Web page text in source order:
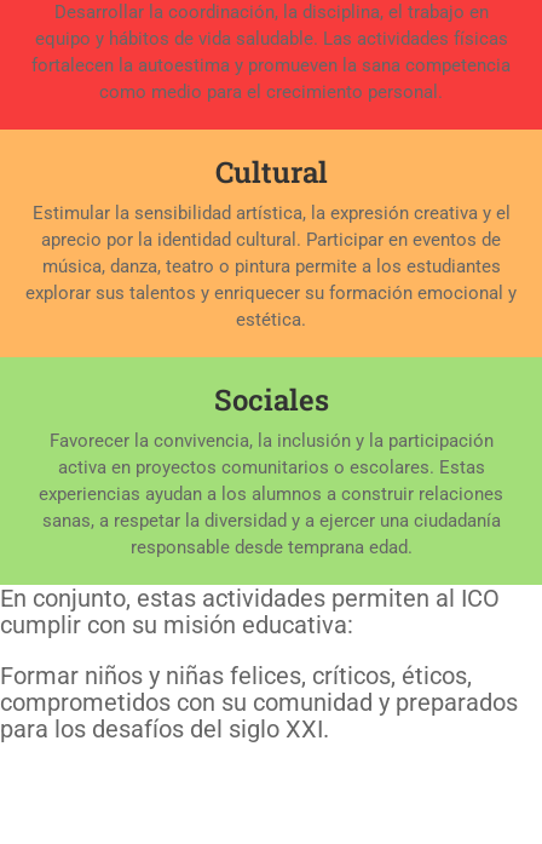
Desarrollar la coordinación, la disciplina, el trabajo en
equipo y hábitos de vida saludable. Las actividades físicas
fortalecen la autoestima y promueven la sana competencia
como medio para el crecimiento personal.
Cultural
Estimular la sensibilidad artística, la expresión creativa y el
aprecio por la identidad cultural. Participar en eventos de
música, danza, teatro o pintura permite a los estudiantes
explorar sus talentos y enriquecer su formación emocional y
estética.
Sociales
Favorecer la convivencia, la inclusión y la participación
activa en proyectos comunitarios o escolares. Estas
experiencias ayudan a los alumnos a construir relaciones
sanas, a respetar la diversidad y a ejercer una ciudadanía
responsable desde temprana edad.
En conjunto, estas actividades permiten al ICO
cumplir con su misión educativa:
Formar niños y niñas felices, críticos, éticos,
comprometidos con su comunidad y preparados
para los desafíos del siglo XXI.